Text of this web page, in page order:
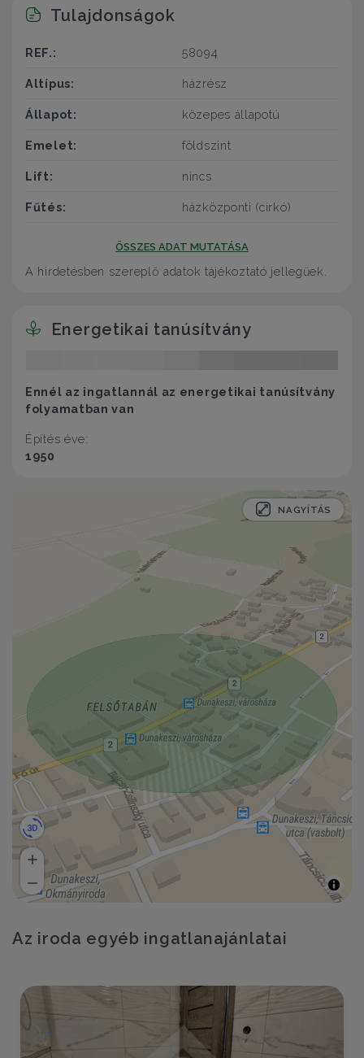
Tulajdonságok
REF.: 58094
Altípus: házrész
Állapot: közepes állapotú
Emelet: földszint
Lift: nincs
Fűtés: házközponti (cirkó)
ÖSSZES ADAT MUTATÁSA
A hirdetésben szereplő adatok tájékoztató jellegűek.
Energetikai tanúsítvány
Ennél az ingatlannál az energetikai tanúsítvány
folyamatban van
Építés éve:
1950
NAGYÍTÁS
Az iroda egyéb ingatlanajánlatai